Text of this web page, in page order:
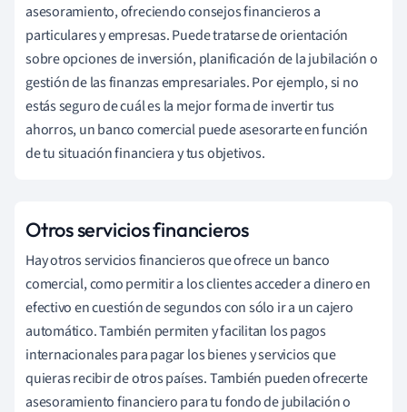
asesoramiento, ofreciendo consejos financieros a
particulares y empresas. Puede tratarse de orientación
sobre opciones de inversión, planificación de la jubilación o
gestión de las finanzas empresariales. Por ejemplo, si no
estás seguro de cuál es la mejor forma de invertir tus
ahorros, un banco comercial puede asesorarte en función
de tu situación financiera y tus objetivos.
Otros servicios financieros
Hay otros servicios financieros que ofrece un banco
comercial, como permitir a los clientes acceder a dinero en
efectivo en cuestión de segundos con sólo ir a un cajero
automático. También permiten y facilitan los pagos
internacionales para pagar los bienes y servicios que
quieras recibir de otros países. También pueden ofrecerte
asesoramiento financiero para tu fondo de jubilación o